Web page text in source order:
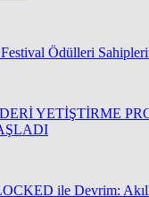
Ödülleri
YETİŞTİRME
ile Devrim: